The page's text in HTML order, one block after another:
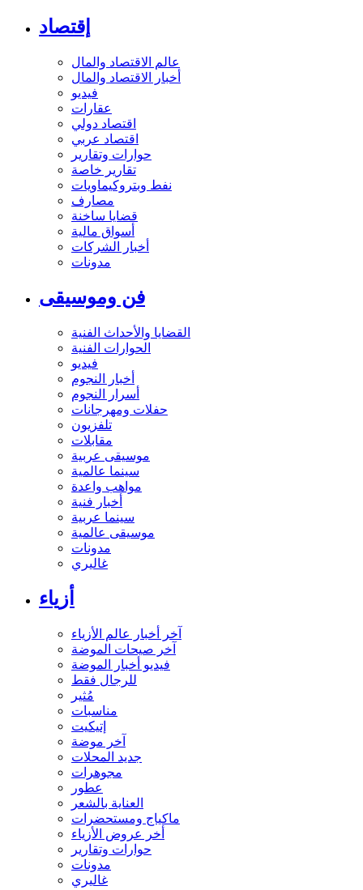
إقتصاد
عالم الاقتصاد والمال
أخبار الاقتصاد والمال
فيديو
عقارات
اقتصاد دولي
اقتصاد عربي
حوارات وتقارير
تقارير خاصة
نفط وبتروكيماويات
مصارف
قضايا ساخنة
أسواق مالية
أخبار الشركات
مدونات
فن وموسيقى
القضايا والأحداث الفنية
الحوارات الفنية
فيديو
أخبار النجوم
أسرار النجوم
حفلات ومهرجانات
تلفزيون
مقابلات
موسيقى عربية
سينما عالمية
مواهب واعدة
أخبار فنية
سينما عربية
موسيقى عالمية
مدونات
غاليري
أزياء
آخر أخبار عالم الأزياء
آخر صيحات الموضة
فيديو أخبار الموضة
للرجال فقط
مُثير
مناسبات
إتيكيت
آخر موضة
جديد المحلات
مجوهرات
عطور
العناية بالشعر
ماكياج ومستحضرات
أخر عروض الأزياء
حوارات وتقارير
مدونات
غاليري